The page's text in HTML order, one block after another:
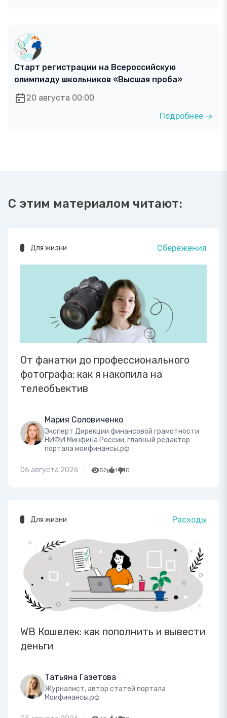
Старт регистрации на Всероссийскую
олимпиаду школьников «Высшая проба»
20 августа 00:00
Подробнее →
С этим материалом читают:
Для жизни Сбережения
От фанатки до профессионального
фотографа: как я накопила на
телеобъектив
Мария Соловиченко
Эксперт Дирекции финансовой грамотности
НИФИ Минфина России, главный редактор
портала моифинансы.рф
06 августа 2026 52 1 0
Для жизни Расходы
WB Кошелек: как пополнить и вывести
деньги
Татьяна Газетова
Журналист, автор статей портала
Моифинансы.рф